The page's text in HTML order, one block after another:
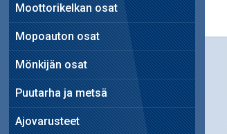
Moottorikelkan osat
Mopoauton osat
Mönkijän osat
Puutarha ja metsä
Ajovarusteet